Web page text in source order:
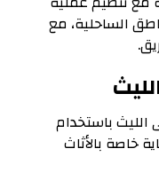
الساحلية، مع
باستخدام
خاصة بالأثاث